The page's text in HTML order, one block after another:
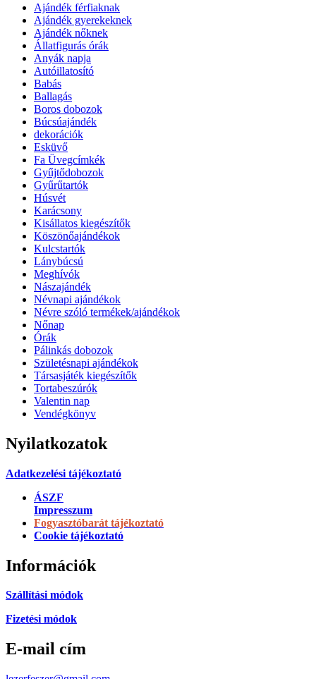
Ajándék férfiaknak
Ajándék gyerekeknek
Ajándék nőknek
Állatfigurás órák
Anyák napja
Autóillatosító
Babás
Ballagás
Boros dobozok
Búcsúajándék
dekorációk
Esküvő
Fa Üvegcímkék
Gyűjtődobozok
Gyűrűtartók
Húsvét
Karácsony
Kisállatos kiegészítők
Köszönőajándékok
Kulcstartók
Lánybúcsú
Meghívók
Nászajándék
Névnapi ajándékok
Névre szóló termékek/ajándékok
Nőnap
Órák
Pálinkás dobozok
Születésnapi ajándékok
Társasjáték kiegészítők
Tortabeszúrók
Valentin nap
Vendégkönyv
Nyilatkozatok
Adatkezelési tájékoztató
ÁSZF
Impresszum
Fogyasztóbarát tájékoztató
Cookie tájékoztató
Információk
Szállítási módok
Fizetési módok
E-mail cím